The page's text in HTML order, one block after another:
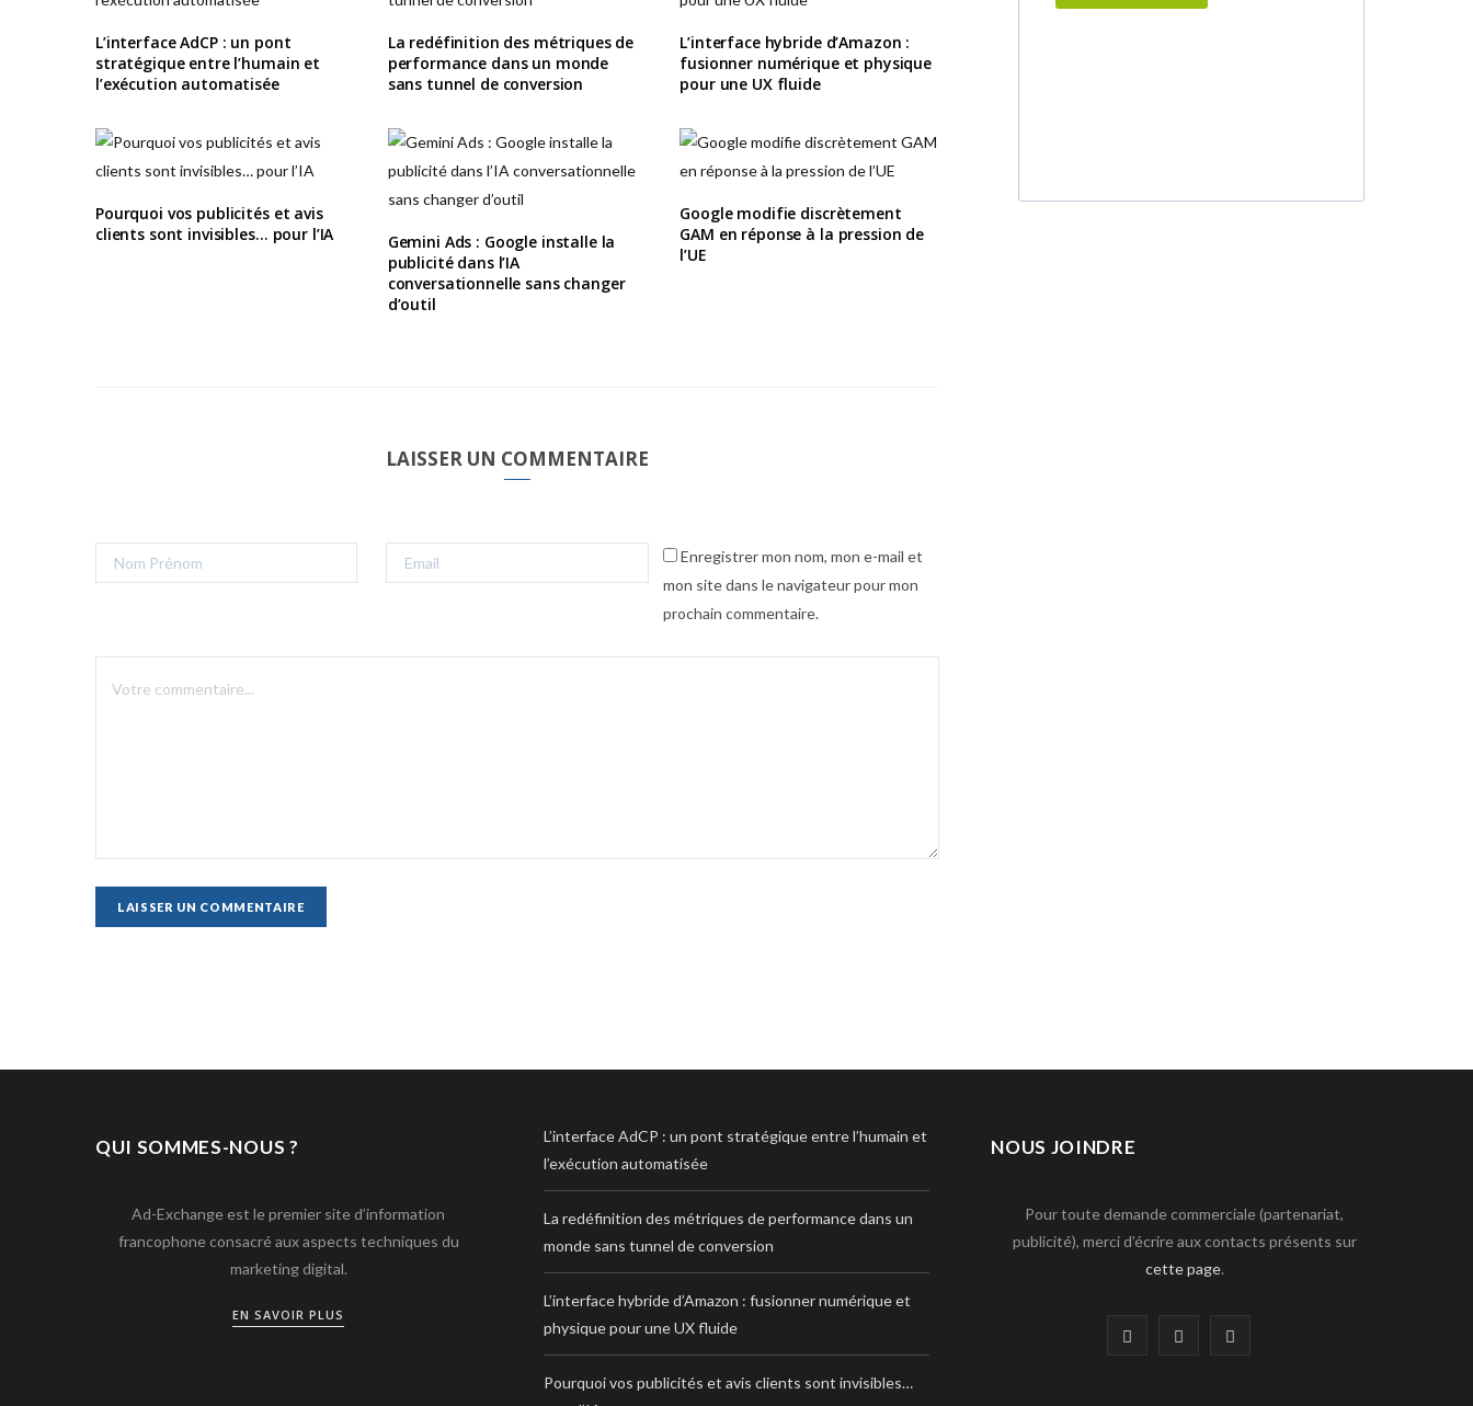
L’interface AdCP : un pont
stratégique entre l’humain et
l’exécution automatisée
La redéfinition des métriques de
performance dans un monde
sans tunnel de conversion
L’interface hybride d’Amazon :
fusionner numérique et physique
pour une UX fluide
Pourquoi vos publicités et avis
clients sont invisibles… pour l’IA
Gemini Ads : Google installe la
publicité dans l’IA
conversationnelle sans changer
d’outil
Google modifie discrètement
GAM en réponse à la pression de
l’UE
LAISSER UN COMMENTAIRE
Enregistrer mon nom, mon e-mail et
mon site dans le navigateur pour mon
prochain commentaire.
QUI SOMMES-NOUS ?
Ad-Exchange est le premier site d’information
francophone consacré aux aspects techniques du
marketing digital.
EN SAVOIR PLUS
L’interface AdCP : un pont stratégique entre l’humain et
l’exécution automatisée
La redéfinition des métriques de performance dans un
monde sans tunnel de conversion
L’interface hybride d’Amazon : fusionner numérique et
physique pour une UX fluide
Pourquoi vos publicités et avis clients sont invisibles…
NOUS JOINDRE
Pour toute demande commerciale (partenariat,
publicité), merci d’écrire aux contacts présents sur
cette page.